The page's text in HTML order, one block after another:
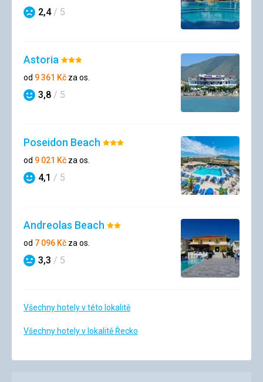
Hodnocení
2,4/ 5
Astoria Hodnocení:
3/5
od 9 361 Kč za os.
Hodnocení
3,8 / 5
Poseidon Beach Hodnocení:
od 9 021 Kč za os.
Hodnocení
4,1 / 5
Andreolas Beach Hodnocení:
od 7 096 Kč za os.
Hodnocení
3,3 / 5
Všechny hotely v této lokalitě
Všechny hotely v lokalitě Řecko